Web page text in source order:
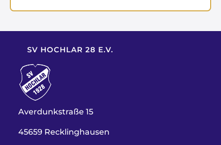
SV HOCHLAR 28 E.V.
Averdunkstraße 15
45659 Recklinghausen